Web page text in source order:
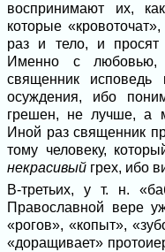
воспринимают их,
которые
раз и тело, и просят
Именно с любовью,
священник исповедь
осуждения, ибо
грешен, не лучше, а
Иной раз священник
тому человеку,
некрасивый грех, ибо
В-третьих, у т. н.
Православной вере
«рогов», «копыт»,
«доращивает»